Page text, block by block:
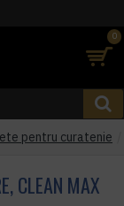
0
pentru curatenie
CLEAN MAX